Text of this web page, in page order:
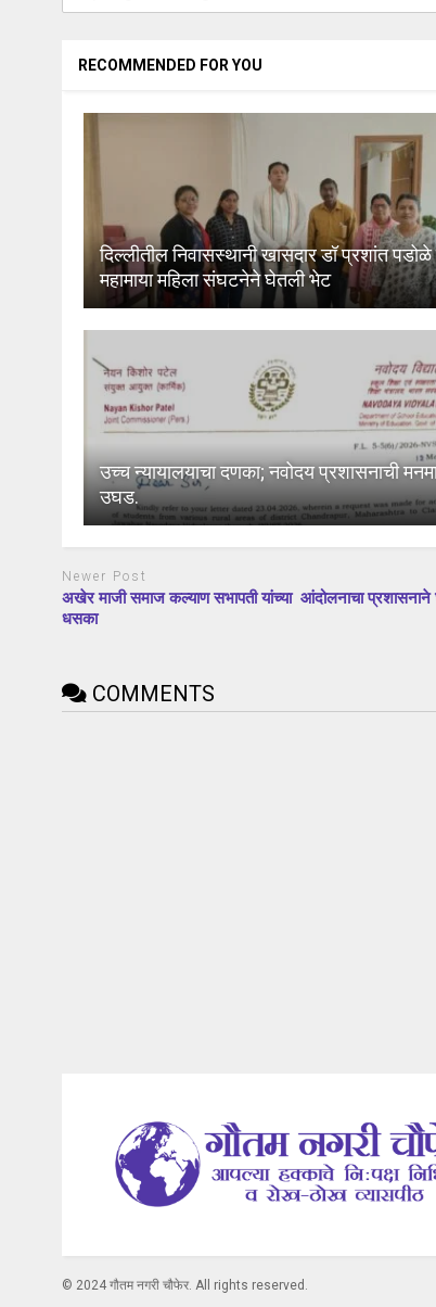
RECOMMENDED FOR YOU
दिल्लीतील निवासस्थानी खासदार डॉ प्रशांत पडोळे
महामाया महिला संघटनेने घेतली भेट
उच्च न्यायालयाचा दणका; नवोदय प्रशासनाची
उघड.
Newer Post
अखेर माजी समाज कल्याण सभापती यांच्या आंदोलनाचा प्रशासनाने
धसका
COMMENTS
© 2024 गौतम नगरी चौफेर. All rights reserved.